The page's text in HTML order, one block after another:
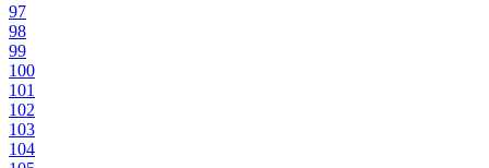
97
98
99
100
101
102
103
104